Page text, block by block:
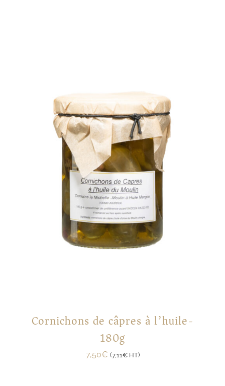
Cornichons de câpres à l’huile-
180g
7,50€ (7,11€HT)